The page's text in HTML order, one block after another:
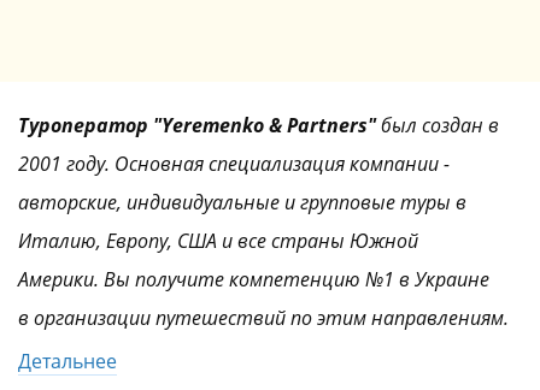
Туроператор "Yeremenko & Partners"был создан в
2001 году. Основная специализация компании -
авторские, индивидуальные и групповые туры в
Италию, Европу, США и все страны Южной
Америки. Вы получите компетенцию №1 в Украине
в организации путешествий по этим направлениям.
Детальнее